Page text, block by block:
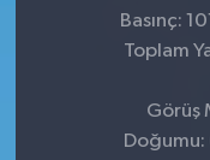
Basınç:
Toplam
Görüş
Doğumu: